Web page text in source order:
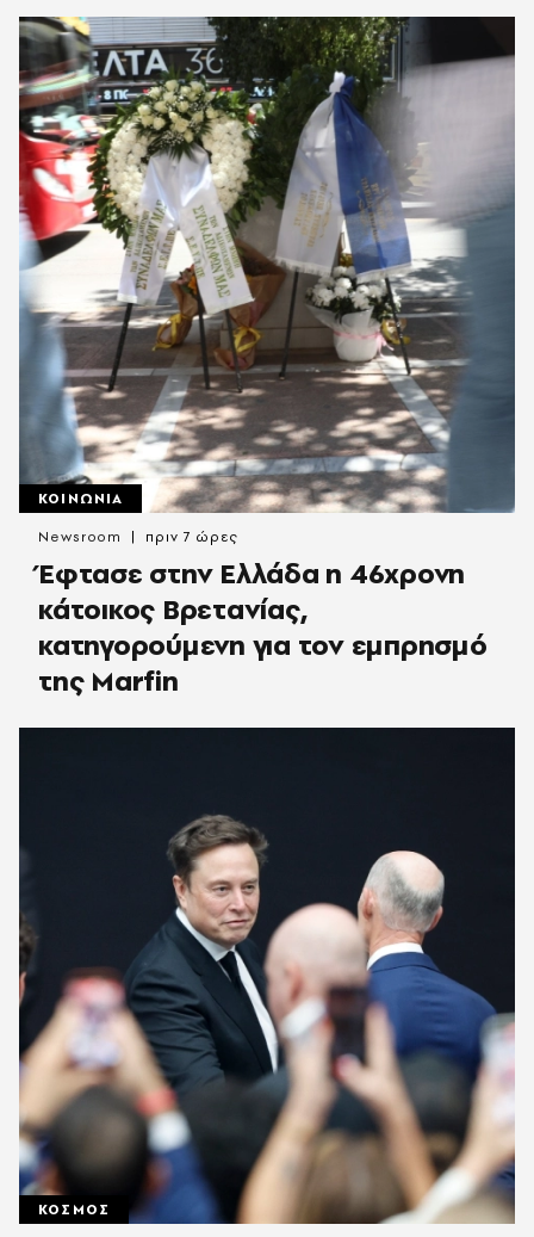
ΚΟΙΝΩΝΙΑ
Έφτασε στην Ελλάδα η 46χρονη
κάτοικος Βρετανίας,
κατηγορούμενη για τον εμπρησμό
της Marfin
Newsroom πριν 7 ώρες
ΚΟΣΜΟΣ